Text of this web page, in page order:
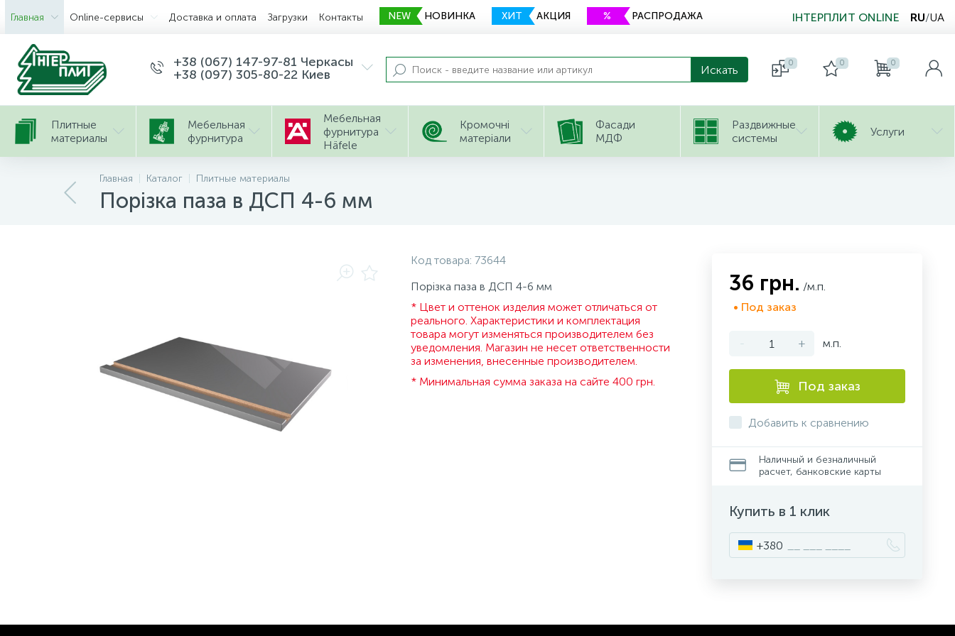
Главная Оnline-сервисы Доставка и оплата Загрузки Контакты NEW НОВИНКА ХИТ АКЦИЯ % РАСПРОДАЖА ІНТЕРПЛИТ ONLINE RU/UA
+38 (067) 147-97-81 Черкасы
+38 (097) 305-80-22 Киев
0 0 0
Плитные
материалы
Мебельная
фурнитура
Мебельная
фурнитура
Häfele
Кромочні
матеріали
Фасади
МДФ
Раздвижные
системы
Услуги
Главная Каталог Плитные материалы
Порізка паза в ДСП 4-6 мм
Код товара: 73644
Порізка паза в ДСП 4-6 мм
* Цвет и оттенок изделия может отличаться от
реального. Характеристики и комплектация
товара могут изменяться производителем без
уведомления. Магазин не несет ответственности
за изменения, внесенные производителем.
* Минимальная сумма заказа на сайте 400 грн.
36 грн. /м.п.
• Под заказ
- + м.п.
Под заказ
Добавить к сравнению
Наличный и безналичный
расчет, банковские карты
Купить в 1 клик
+380